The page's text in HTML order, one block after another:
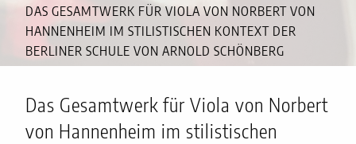
CURRENT:
DAS GESAMTWERK FÜR VIOLA VON NORBERT VON
HANNENHEIM IM STILISTISCHEN KONTEXT DER
BERLINER SCHULE VON ARNOLD SCHÖNBERG
Das Gesamtwerk für Viola von Norbert
von Hannenheim im stilistischen